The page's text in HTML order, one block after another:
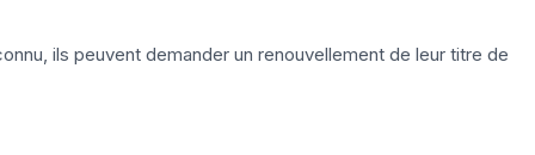
ils peuvent demander un renouvellement de leur titre de